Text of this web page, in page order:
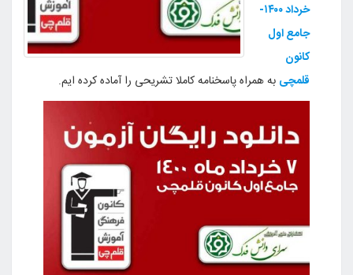
خرداد ۱۴۰۰
-
جامع اول
کانون
قلمچی به همراه پاسخنامه کاملا تشریحی را آماده کرده ایم.